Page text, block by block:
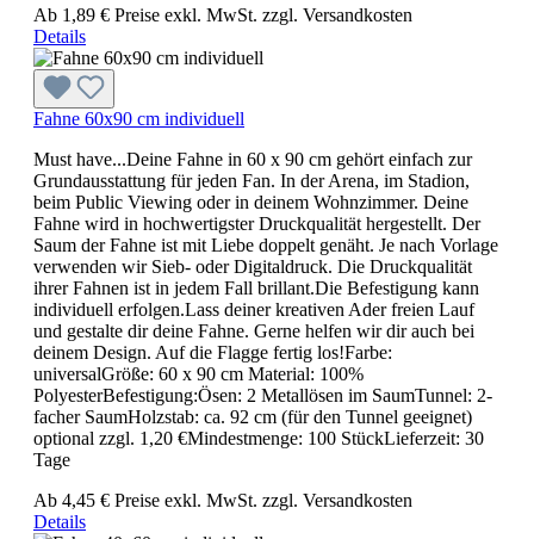
Ab 1,89 € Preise exkl. MwSt. zzgl. Versandkosten
Details
Fahne 60x90 cm individuell
Must have...Deine Fahne in 60 x 90 cm gehört einfach zur
Grundausstattung für jeden Fan. In der Arena, im Stadion,
beim Public Viewing oder in deinem Wohnzimmer. Deine
Fahne wird in hochwertigster Druckqualität hergestellt. Der
Saum der Fahne ist mit Liebe doppelt genäht. Je nach Vorlage
verwenden wir Sieb- oder Digitaldruck. Die Druckqualität
ihrer Fahnen ist in jedem Fall brillant.Die Befestigung kann
individuell erfolgen.Lass deiner kreativen Ader freien Lauf
und gestalte dir deine Fahne. Gerne helfen wir dir auch bei
deinem Design. Auf die Flagge fertig los!Farbe:
universalGröße: 60 x 90 cm Material: 100%
PolyesterBefestigung:Ösen: 2 Metallösen im SaumTunnel: 2-
facher SaumHolzstab: ca. 92 cm (für den Tunnel geeignet)
optional zzgl. 1,20 €Mindestmenge: 100 StückLieferzeit: 30
Tage
Ab 4,45 € Preise exkl. MwSt. zzgl. Versandkosten
Details